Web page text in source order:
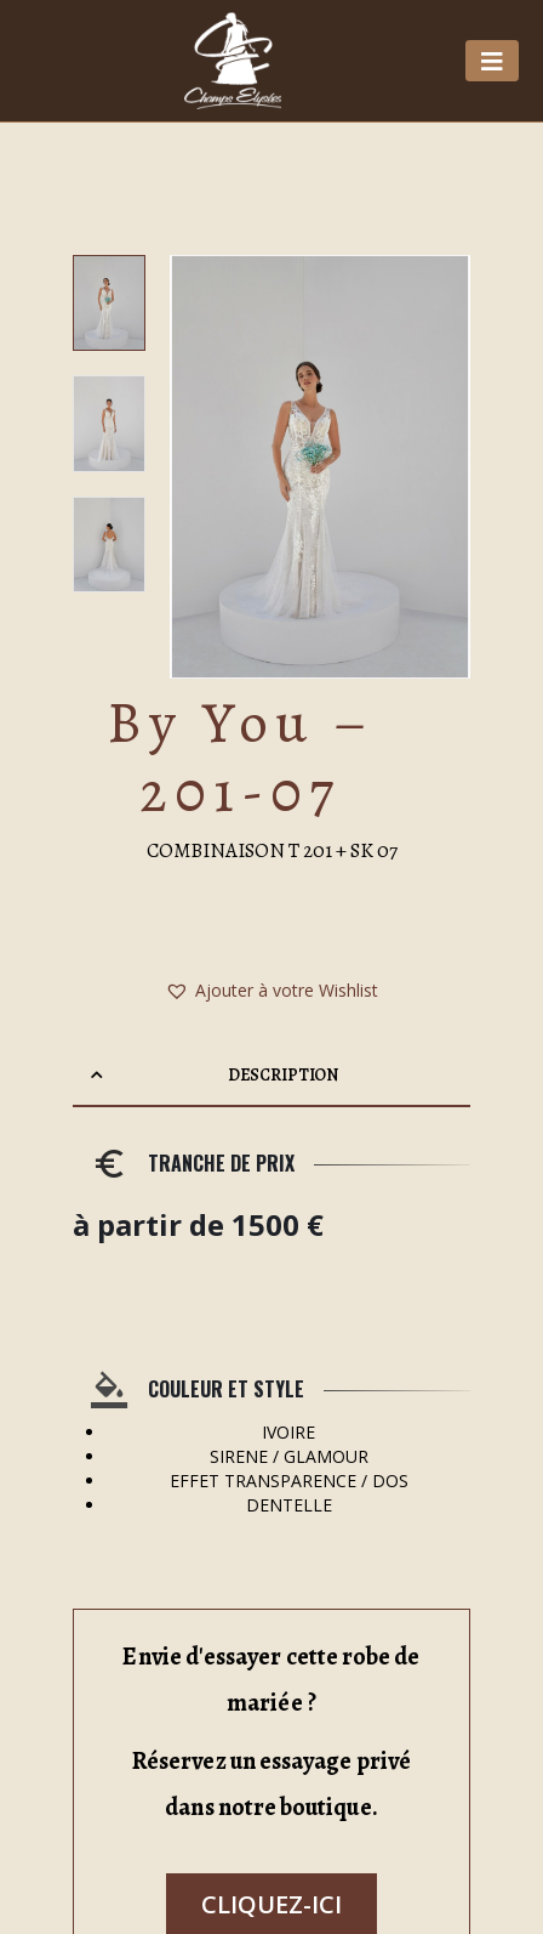
By You –
201-07
COMBINAISON T 201 + SK 07
Ajouter à votre Wishlist
DESCRIPTION
TRANCHE DE PRIX
à partir de 1500 €
COULEUR ET STYLE
IVOIRE
SIRENE / GLAMOUR
EFFET TRANSPARENCE / DOS
DENTELLE
Envie d'essayer cette robe de
mariée ?
Réservez un essayage privé
dans notre boutique.
CLIQUEZ-ICI